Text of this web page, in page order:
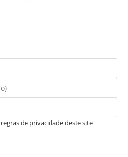
de privacidade deste site